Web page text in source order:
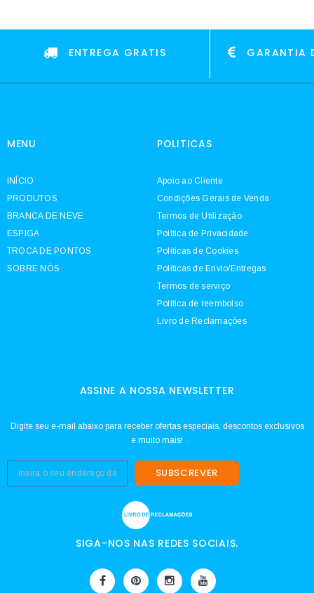
ENTREGA GRATIS GARANTIA
MENU
INÍCIO
PRODUTOS
BRANCA DE NEVE
ESPIGA
TROCA DE PONTOS
SOBRE NÓS
POLITICAS
Apoio ao Cliente
Condições Gerais de Venda
Termos de Utilização
Política de Privacidade
Políticas de Cookies
Políticas de Envio/Entregas
Termos de serviço
Política de reembolso
Livro de Reclamações
ASSINE A NOSSA NEWSLETTER
Digite seu e-mail abaixo para receber ofertas especiais, descontos exclusivos
e muito mais!
SUBSCREVER
SIGA-NOS NAS REDES SOCIAIS.